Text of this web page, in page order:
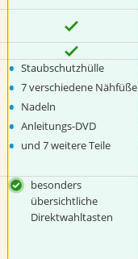
• Staubschutzhülle
• 7 verschiedene Nähfüße
• Nadeln
• Anleitungs-DVD
• und 7 weitere Teile
besonders
übersichtliche
Direktwahltasten